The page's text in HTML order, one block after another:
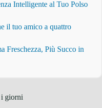
Intelligente al Tuo Polso
il tuo amico a quattro
Freschezza, Più Succo in
giorni